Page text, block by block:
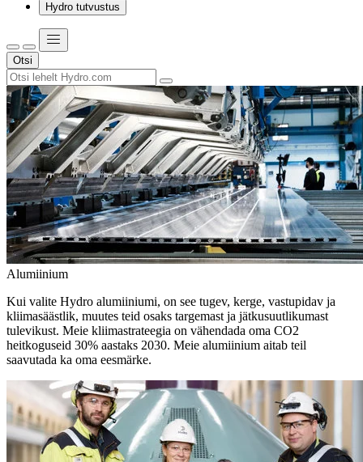
Hydro tutvustus
Otsi
Alumiinium
Kui valite Hydro alumiiniumi, on see tugev, kerge, vastupidav ja
kliimasäästlik, muutes teid osaks targemast ja jätkusuutlikumast
tulevikust. Meie kliimastrateegia on vähendada oma CO2
heitkoguseid 30% aastaks 2030. Meie alumiinium aitab teil
saavutada ka oma eesmärke.